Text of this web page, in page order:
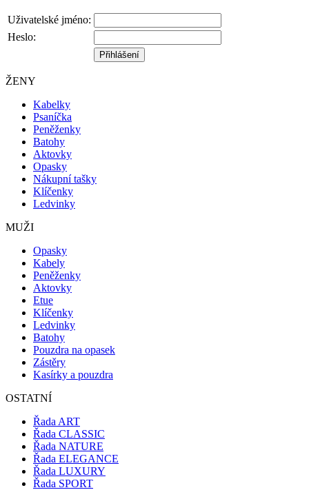
Uživatelské jméno:
Heslo:
ŽENY
Kabelky
Psaníčka
Peněženky
Batohy
Aktovky
Opasky
Nákupní tašky
Klíčenky
Ledvinky
MUŽI
Opasky
Kabely
Peněženky
Aktovky
Etue
Klíčenky
Ledvinky
Batohy
Pouzdra na opasek
Zástěry
Kasírky a pouzdra
OSTATNÍ
Řada ART
Řada CLASSIC
Řada NATURE
Řada ELEGANCE
Řada LUXURY
Řada SPORT